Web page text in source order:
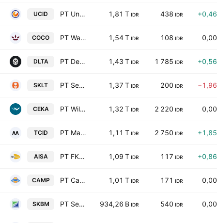
UCID PT Uni-Charm Indonesia Tbk 1,81 T IDR 438 IDR
COCO PT Wahana Interfood Nusantara Tbk 1,54 T IDR 108 IDR
DLTA PT Delta Djakarta Tbk 1,43 T IDR 1 785 IDR
SKLT PT Sekar Laut Tbk 1,37 T IDR 200 IDR
CEKA PT Wilmar Cahaya Indonesia Tbk 1,32 T IDR 2 220 IDR
TCID PT Mandom Indonesia Tbk 1,11 T IDR 2 750 IDR
AISA PT FKS Food Sejahtera Tbk Class A 1,09 T IDR 117 IDR
CAMP PT Campina Ice Cream Industry Tbk 1,01 T IDR 171 IDR
SKBM PT Sekar Bumi Tbk 934,26 B IDR 540 IDR